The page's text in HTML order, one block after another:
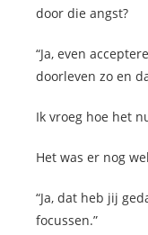
door die angst?
“Ja, even
doorleven zo en
Ik vroeg hoe het
Het was er nog
“Ja, dat heb jij
focussen.”